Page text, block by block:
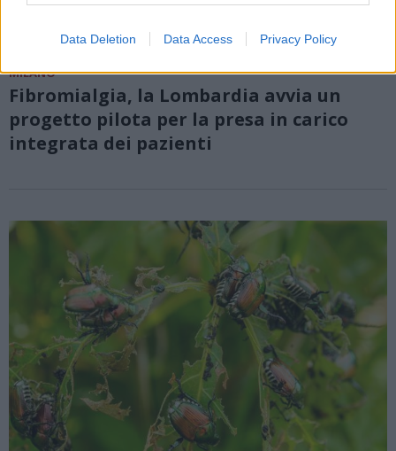
Data Deletion Data Access Privacy Policy
MILANO
Fibromialgia, la Lombardia avvia un
progetto pilota per la presa in carico
integrata dei pazienti